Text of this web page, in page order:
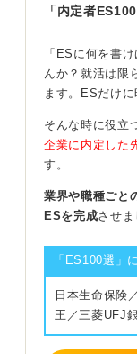
「毎日学んだ内
何を意識して
待感を高めよう
電話応対や伝票
教わったことを
めに過去事例を
は処理時間を〇
プロセスや創意
向きな取り組み
ただ「頑張りま
読み取ることが
「内定者
「ESに何を書
んか？就活は限
ます。ESだけ
そんな時に役立
企業に内定した
す。
業界や職種ごと
ESを完成させま
「ES100選」
日本生命保険
王／三菱UFJ